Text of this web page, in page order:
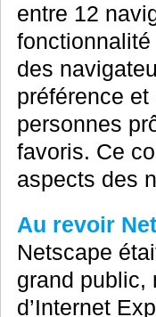
entre 12
des
préférence
personnes
favoris. Ce
aspects des
Au revoir
Netscape
grand public,
d’Internet